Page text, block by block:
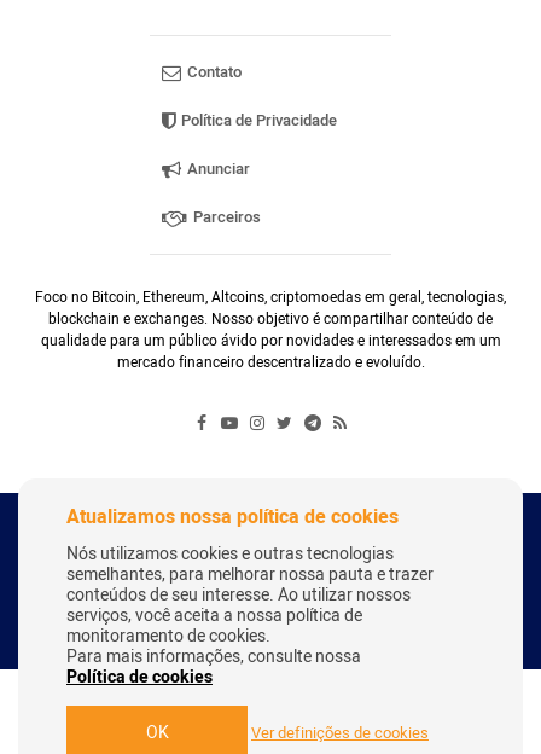
Contato
Política de Privacidade
Anunciar
Parceiros
Foco no Bitcoin, Ethereum, Altcoins, criptomoedas em geral, tecnologias,
blockchain e exchanges. Nosso objetivo é compartilhar conteúdo de
qualidade para um público ávido por novidades e interessados em um
mercado financeiro descentralizado e evoluído.
Copyright Webitcoin 2018 - Todos os Direitos Reservados
Desenvolvido por: Herick Correa
Atualizamos nossa política de cookies
Nós utilizamos cookies e outras tecnologias
semelhantes, para melhorar nossa pauta e trazer
conteúdos de seu interesse. Ao utilizar nossos
serviços, você aceita a nossa política de
monitoramento de cookies.
Para mais informações, consulte nossa
Política de cookies
OK Ver definições de cookies